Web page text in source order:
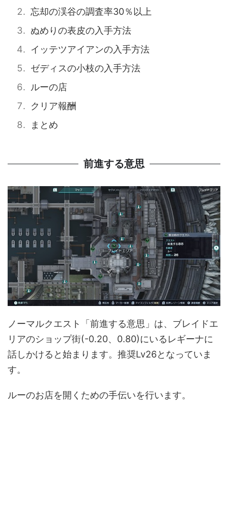
忘却の渓谷の調査率30％以上
ぬめりの表皮の入手方法
イッテツアイアンの入手方法
ゼディスの小枝の入手方法
ルーの店
クリア報酬
まとめ
前進する意思
ノーマルクエスト「前進する意思」は、ブレイドエ
リアのショップ街(-0.20、0.80)にいるレギーナに
話しかけると始まります。推奨Lv26となっていま
す。
ルーのお店を開くための手伝いを行います。